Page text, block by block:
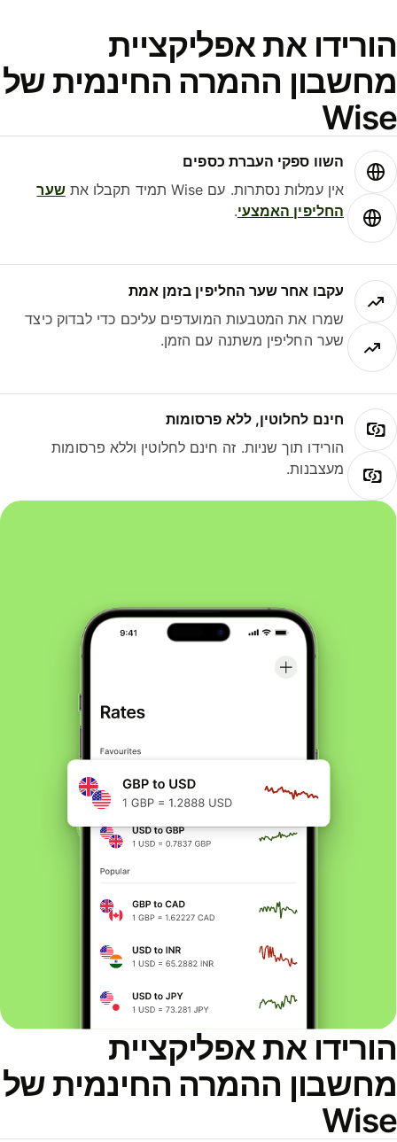
את אפליקציית
ההמרה החינמית של
השוו ספקי העברת כספים
אין עמלות נסתרות. עם Wise תמיד תקבלו את
שער
החליפין האמצעי.
עקבו אחר שער החליפין בזמן אמת
שמרו את המטבעות המועדפים עליכם כדי לבדוק כיצד
שער החליפין משתנה עם הזמן.
חינם לחלוטין, ללא פרסומות
הורידו תוך שניות. זה חינם לחלוטין וללא פרסומות
מעצבנות.
את אפליקציית
ההמרה החינמית של